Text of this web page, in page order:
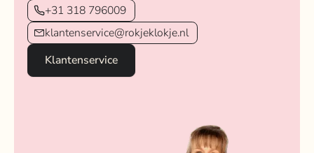
+31 318 796009
klantenservice@rokjeklokje.nl
Klantenservice